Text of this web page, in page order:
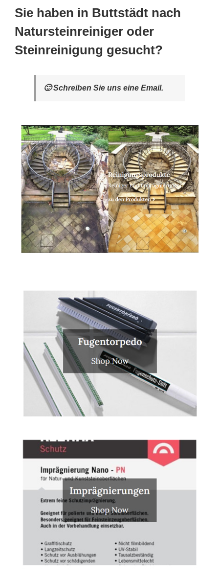
Sie haben in Buttstädt nach
Natursteinreiniger oder
Steinreinigung gesucht?
🙂 Schreiben Sie uns eine Email.